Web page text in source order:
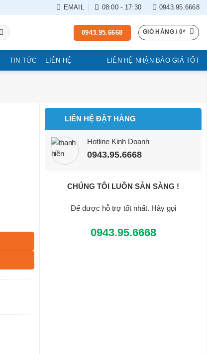
EMAIL 08:00 - 17:30 0943.95.6668
0943.95.6668 GIỎ HÀNG /0₫
TIN TỨC LIÊN HỆ LIÊN HỆ NHẬN BÁO GIÁ TỐT
LIÊN HỆ ĐẶT HÀNG
Hotline Kinh Doanh
0943.95.6668
CHÚNG TÔI LUÔN SẴN SÀNG !
Để được hỗ trợ tốt nhất. Hãy gọi
0943.95.6668